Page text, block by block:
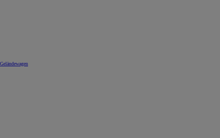
Geländewagen